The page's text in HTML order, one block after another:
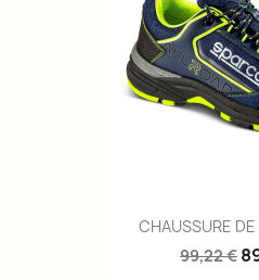
CHAUSSURE
99,22 €